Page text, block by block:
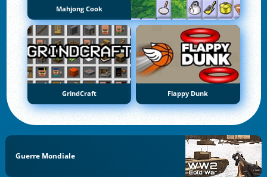
Mahjong Cook
GrindCraft Flappy Dunk
Guerre Mondiale